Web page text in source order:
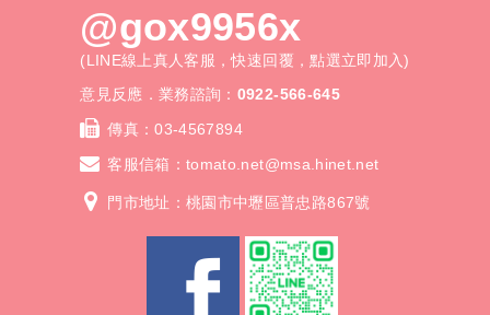
40*60cm優惠價3500元起
本報價為不含舉桿，如需舉桿
+300元/隻
@gox9956x
(LINE線上真人客服，快速回覆，點選立即加入)
意見反應．業務諮詢： 0922-566-645
傳真：03-4567894
客服信箱：tomato.net@msa.hinet.net
門市地址：桃園市中壢區普忠路867號